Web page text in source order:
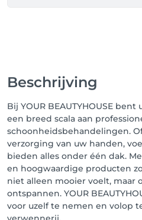
Beschrijving
Bij YOUR BEAUTYHOUSE
een breed scala aan
schoonheidsbehandelingen.
verzorging van uw handen,
bieden alles onder één dak.
en hoogwaardige producten
niet alleen mooier voelt, maar
ontspannen. YOUR
voor uzelf te nemen en volop